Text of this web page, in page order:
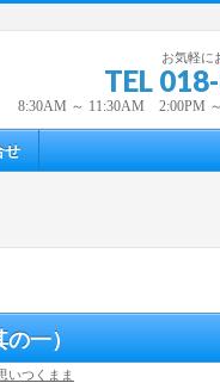
お気軽に
TEL
8:30AM ～ 11:30AM 2:00PM ～
せ
の一）
いつくまま